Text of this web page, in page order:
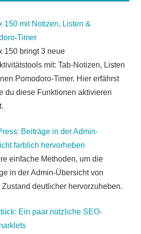
150 mit Notizen, Listen &
Timer
150 bringt 3 neue
mit: Tab-Notizen, Listen
Pomodoro-Timer. Hier erfährst
du diese Funktionen aktivieren
Beiträge in der Admin-
farblich hervorheben
einfache Methoden, um die
in der Admin-Übersicht von
deutlicher hervorzuheben.
Ein paar nützliche SEO-